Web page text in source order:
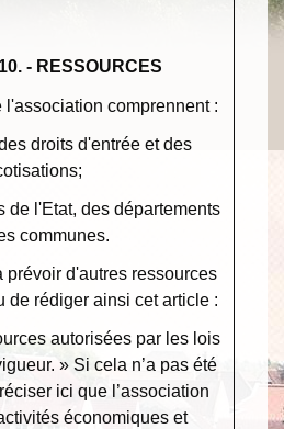
- RESSOURCES
l'association comprennent :
droits d'entrée et des
de l'Etat, des départements
communes.
prévoir d'autres ressources
de rédiger ainsi cet article :
autorisées par les lois
» Si cela n’a pas été
ici que l’association
économiques et